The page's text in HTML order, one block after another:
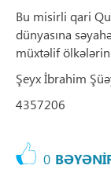
Bu misirli qari
dünyasına
müxtəlif
Şeyx İbrahim
4357206
0